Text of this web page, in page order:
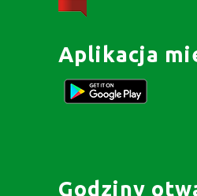
Aplikacja
Godziny